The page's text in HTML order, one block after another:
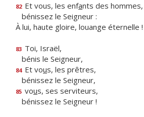
82 Et vous, les enfants des hommes,
bénissez le Seigneur :
À lui, haute gloire, louange éternelle !
83 Toi, Israël,
bénis le Seigneur,
84 Et vous, les prêtres,
bénissez le Seigneur,
85 vous, ses serviteurs,
bénissez le Seigneur !